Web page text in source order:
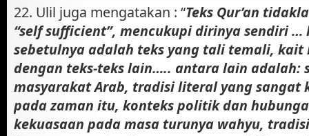
Mewaspadai Gerakan Konstektualisasi Al-Qur'an
22. Ulil juga mengatakan : “Teks Qur’an
“self sufficient”, mencukupi dirinya sendiri …
sebetulnya adalah teks yang tali temali, kait
dengan teks-teks lain….. antara lain adalah:
masyarakat Arab, tradisi literal yang sangat
pada zaman itu, konteks politik dan
kekuasaan pada masa turunya wahyu,